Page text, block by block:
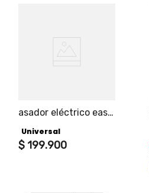
asador eléctrico easy
recubrimiento
antiadherente
Universal
$ 199.900